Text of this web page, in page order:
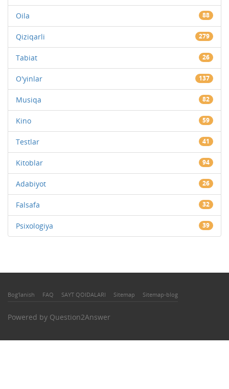
Oila 88
Qiziqarli 279
Tabiat 26
O'yinlar 137
Musiqa 82
Kino 59
Testlar 41
Kitoblar 94
Adabiyot 26
Falsafa 32
Psixologiya 39
Bog'lanish FAQ SAYT QOIDALARI Sitemap Sitemap-blog
Powered by Question2Answer